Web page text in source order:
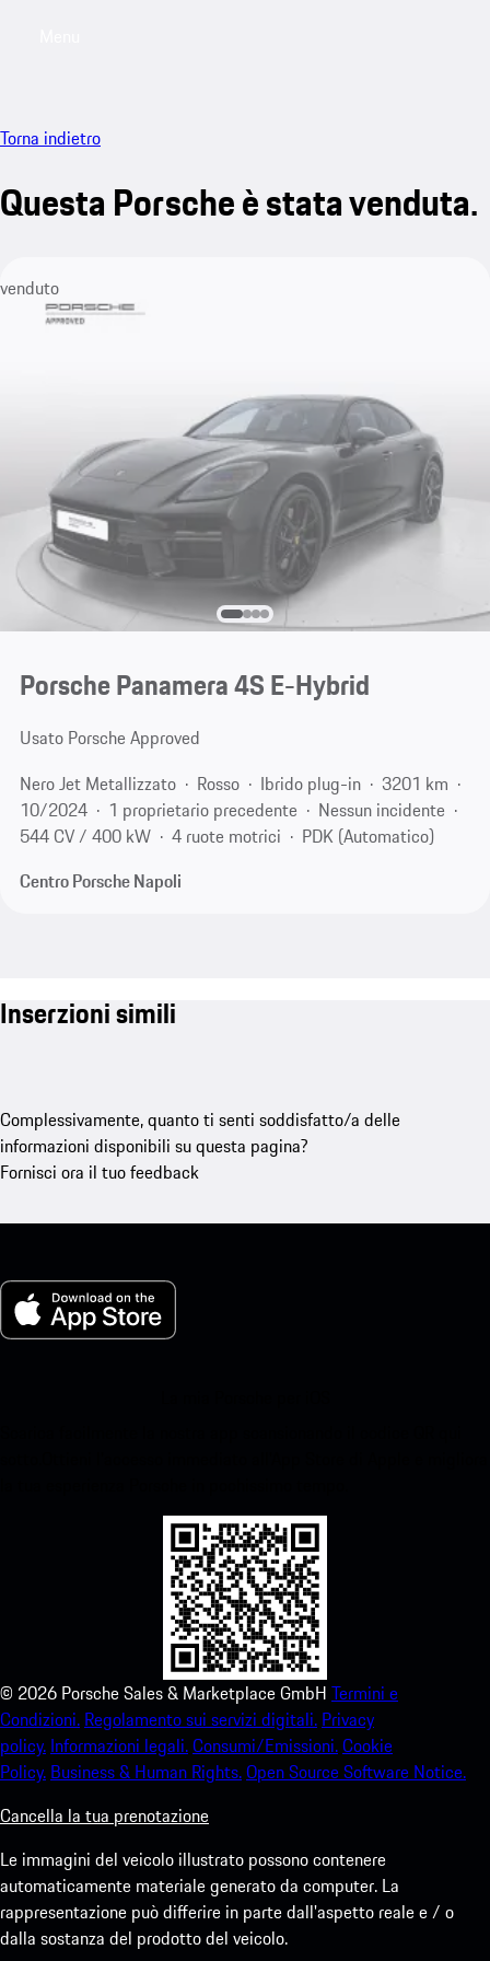
Torna indietro
Questa Porsche è stata venduta.
venduto
Porsche Panamera 4S E-Hybrid
Usato Porsche Approved
Nero Jet Metallizzato
Rosso Ibrido plug-in
3201 km
10/2024
1 proprietario precedente
Nessun incidente
544 CV / 400 kW
4 ruote motrici
PDK (Automatico)
Centro Porsche Napoli
Inserzioni simili
Complessivamente, quanto ti senti soddisfatto/a delle
informazioni disponibili su questa pagina?
Fornisci ora il tuo feedback
© 2026 Porsche Sales & Marketplace GmbH Termini e
Condizioni. Regolamento sui servizi digitali. Privacy
policy. Informazioni legali.Consumi/Emissioni.Cookie
Policy. Business & Human Rights.Open Source Software Notice.
Cancella la tua prenotazione
Le immagini del veicolo illustrato possono contenere
automaticamente materiale generato da computer. La
rappresentazione può differire in parte dall'aspetto reale e / o
dalla sostanza del prodotto del veicolo.